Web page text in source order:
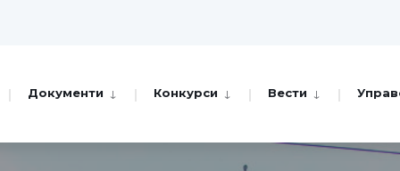
Документи Конкурси Вести